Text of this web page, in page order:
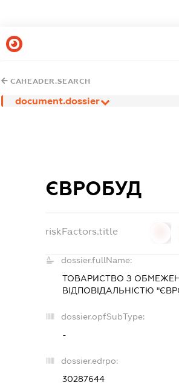
CAHEADER.SEARCH
document.dossier
ЄВРОБУД
riskFactors.title
dossier.fullName:
ТОВАРИСТВО З
ВІДПОВІДАЛЬНІСТЮ
dossier.opfSubType:
-
dossier.edrpo:
30287644